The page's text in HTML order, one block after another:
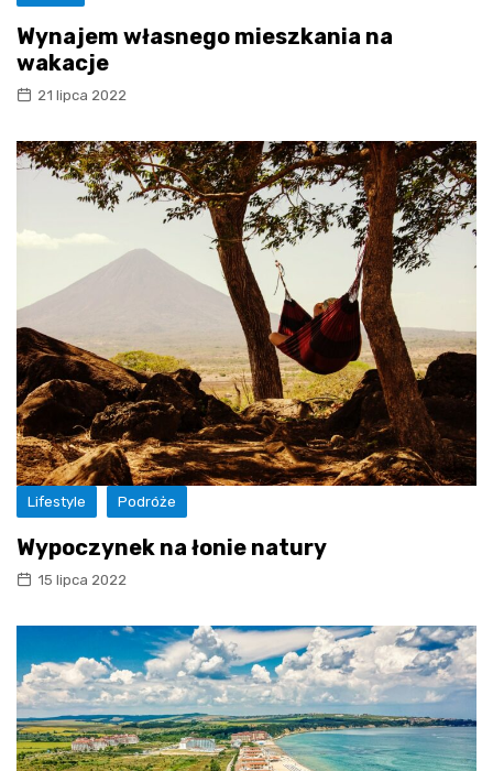
Wynajem własnego mieszkania na
wakacje
21 lipca 2022
Lifestyle Podróże
Wypoczynek na łonie natury
15 lipca 2022